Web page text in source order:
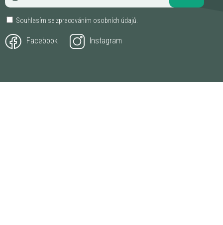
Souhlasím se zpracováním osobních údajů
Facebook Instagram